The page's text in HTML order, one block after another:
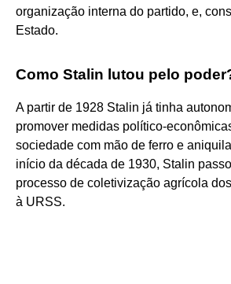
organização interna do partido, e,
Estado.
Como Stalin lutou pelo
A partir de 1928 Stalin já tinha
promover medidas político-
sociedade com mão de ferro e
início da década de 1930, Stalin
processo de coletivização agrícola
à URSS.